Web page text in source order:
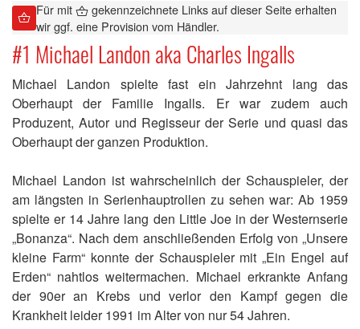
Für mit
gekennzeichnete Links auf dieser Seite erhalten
wir ggf. eine Provision vom Händler.
#1 Michael Landon aka Charles Ingalls
Michael Landon spielte fast ein Jahrzehnt lang das
Oberhaupt der Familie Ingalls. Er war zudem auch
Produzent, Autor und Regisseur der Serie und quasi das
Oberhaupt der ganzen Produktion.
Michael Landon ist wahrscheinlich der Schauspieler, der
am längsten in Serienhauptrollen zu sehen war: Ab 1959
spielte er 14 Jahre lang den Little Joe in der Westernserie
„Bonanza“. Nach dem anschließenden Erfolg von „Unsere
kleine Farm“ konnte der Schauspieler mit „Ein Engel auf
Erden“ nahtlos weitermachen. Michael erkrankte Anfang
der 90er an Krebs und verlor den Kampf gegen die
Krankheit leider 1991 im Alter von nur 54 Jahren.